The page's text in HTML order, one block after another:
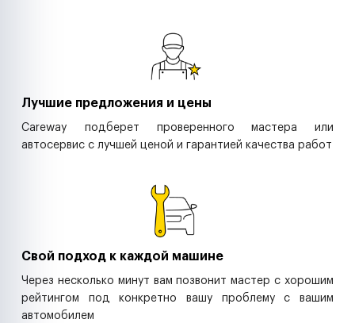
Лучшие предложения и цены
Careway подберет проверенного мастера или
автосервис с лучшей ценой и гарантией качества работ
Свой подход к каждой машине
Через несколько минут вам позвонит мастер с хорошим
рейтингом под конкретно вашу проблему с вашим
автомобилем